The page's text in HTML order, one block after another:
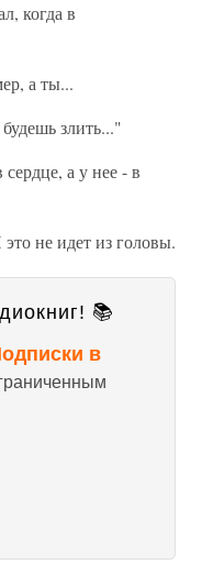
когда в
а ты...
злить..."
а у нее - в
не идет из головы.
📚
в